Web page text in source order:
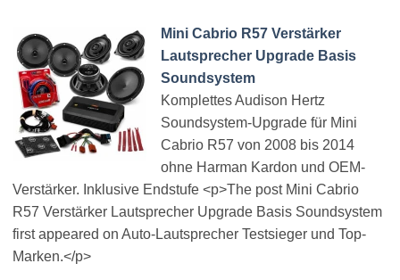
Mini Cabrio R57 Verstärker
Lautsprecher Upgrade Basis
Soundsystem
Komplettes Audison Hertz
Soundsystem-Upgrade für Mini
Cabrio R57 von 2008 bis 2014
ohne Harman Kardon und OEM-
Verstärker. Inklusive Endstufe <p>The post Mini Cabrio
R57 Verstärker Lautsprecher Upgrade Basis Soundsystem
first appeared on Auto-Lautsprecher Testsieger und Top-
Marken.</p>